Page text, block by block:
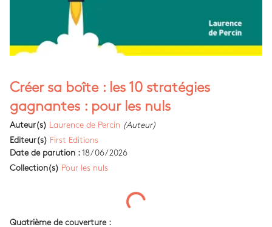
Créer sa boîte : les 10 stratégies
gagnantes : pour les nuls
Auteur(s) Laurence de Percin (Auteur)
Editeur(s) First Editions
Date de parution : 18/06/2026
Collection(s) Pour les nuls
Quatrième de couverture :